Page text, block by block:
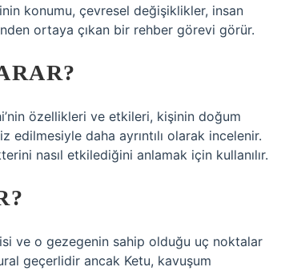
konumu, çevresel değişiklikler, insan
ortaya çıkan bir rehber görevi görür.
özellikleri ve etkileri, kişinin doğum
edilmesiyle daha ayrıntılı olarak incelenir.
nasıl etkilediğini anlamak için kullanılır.
ve o gezegenin sahip olduğu uç noktalar
geçerlidir ancak Ketu, kavuşum